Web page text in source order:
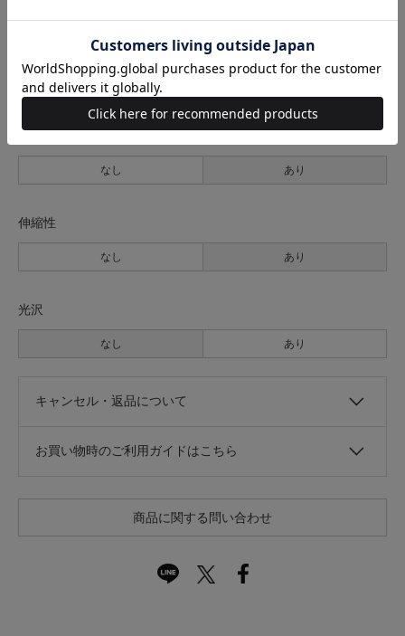
なし
なし あり
伸縮性
なし あり
光沢
なし あり
キャンセル・返品について
お買い物時のご利用ガイドはこちら
商品に関する問い合わせ